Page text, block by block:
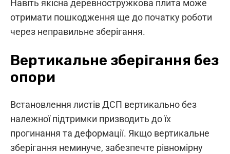
Навіть якісна деревностружкова плита може
отримати пошкодження ще до початку роботи
через неправильне зберігання.
Вертикальне зберігання без
опори
Встановлення листів ДСП вертикально без
належної підтримки призводить до їх
прогинання та деформації. Якщо вертикальне
зберігання неминуче, забезпечте рівномірну